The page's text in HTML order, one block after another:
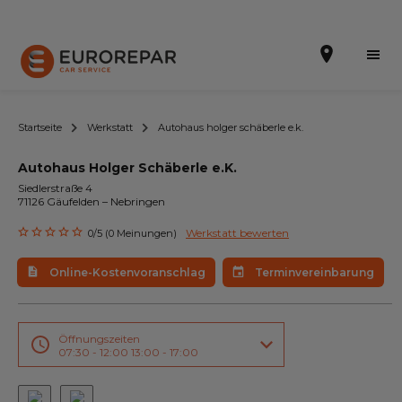
Terminvereinbarung
Online-Kostenvoranschlag
Die Marke
Leistungen
Angebote
Startseite Werkstatt Autohaus holger schäberle e.k.
Autohaus Holger Schäberle e.K.
Siedlerstraße 4
71126 Gäufelden – Nebringen
0/5 (0 Meinungen) Werkstatt bewerten
Online-Kostenvoranschlag Terminvereinbarung
Öffnungszeiten
07:30 - 12:00 13:00 - 17:00